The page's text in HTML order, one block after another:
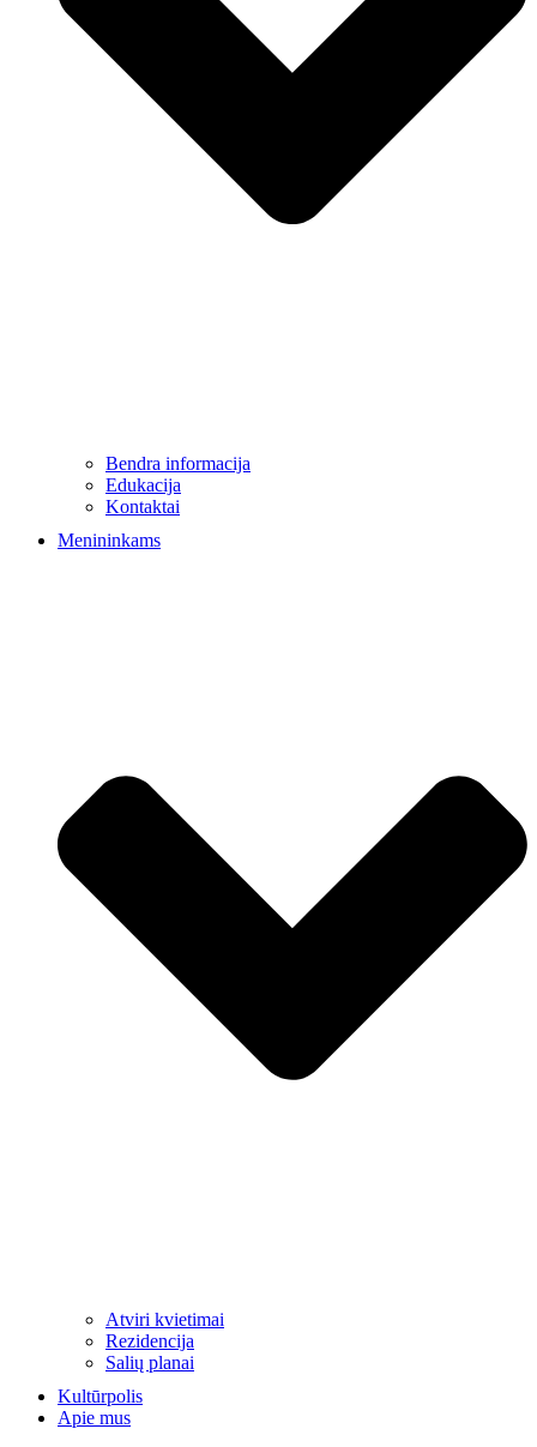
Bendra informacija
Edukacija
Kontaktai
Menininkams
Atviri kvietimai
Rezidencija
Salių planai
Kultūrpolis
Apie mus